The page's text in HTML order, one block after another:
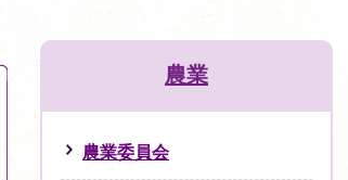
農業
農業委員会